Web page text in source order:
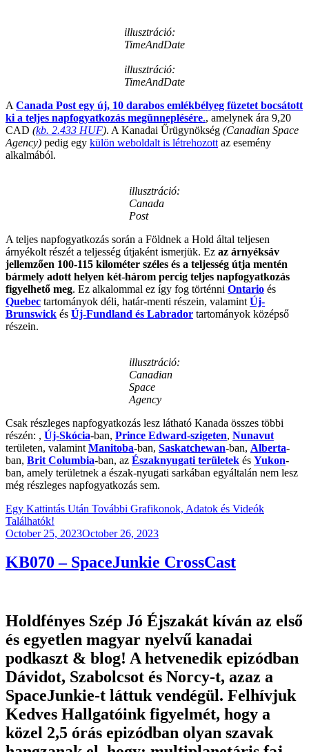
illusztráció:
TimeAndDate
illusztráció:
TimeAndDate
A Canada Post egy új, 10 darabos emlékbélyeg füzetet bocsátott
ki a teljes napfogyatkozás megünneplésére., amelynek ára 9,20
CAD (kb. 2.433 HUF). A Kanadai Űrügynökség (Canadian Space
Agency) pedig egy külön weboldalt is létrehozott az esemény
alkalmából.
illusztráció:
Canada
Post
A teljes napfogyatkozás során a Földnek a Hold által teljesen
árnyékolt részét a teljesség útjaként ismerjük. Ez az árnyéksáv
jellemzően 100-115 kilométer széles és a teljesség útja mentén
bármely adott helyen két-három percig teljes napfogyatkozás
figyelhető meg. Ez alkalommal ez így fog történni Ontario és
Quebec tartományok déli, határ-menti részein, valamint Új-
Brunswick és Új-Fundland és Labrador tartományok középső
részein.
illusztráció:
Canadian
Space
Agency
Csak részleges napfogyatkozás lesz látható Kanada összes többi
részén: , Új-Skócia-ban, Prince Edward-szigeten, Nunavut
területen, valamint Manitoba-ban, Saskatchewan-ban, Alberta-
ban, Brit Columbia-ban, az Északnyugati területek és Yukon-
ban, amely területnek a észak-nyugati sarkában egyáltalán nem lesz
még részleges napfogyatkozás sem.
Egy Kattintás Után További Grafikonok, Adatok és Videók
Találhatók!
Posted
October 25, 2023October 26, 2023
KB070 – SpaceJunkie CrossCast
Holdfényes Szép Jó Éjszakát kíván az első
és egyetlen magyar nyelvű kanadai
podkaszt & blog! A hetvenedik epizódban
Dávidot, Szabolcsot és Norcy-t, azaz a
SpaceJunkie-t láttuk vendégül. Felhívjuk
Kedves Hallgatóink figyelmét, hogy a
közel 2,5 órás epizódban olyan szavak